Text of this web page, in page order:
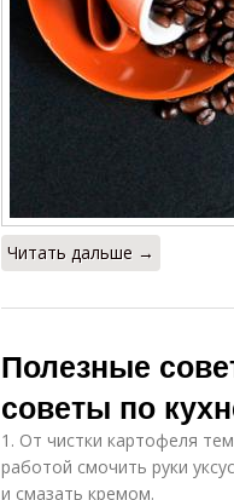
Читать дальше →
Полезные
советы по
1. От чистки картофеля
работой смочить руки
и смазать кремом.